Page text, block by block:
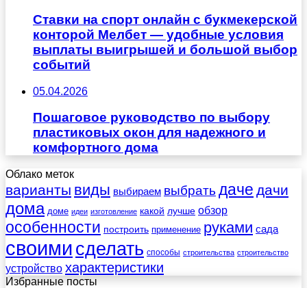
Ставки на спорт онлайн с букмекерской
конторой Мелбет — удобные условия
выплаты выигрышей и большой выбор
событий
05.04.2026
Пошаговое руководство по выбору
пластиковых окон для надежного и
комфортного дома
Облако меток
варианты виды выбираем выбрать даче дачи
дома доме идеи изготовление какой лучше обзор
особенности построить применение руками сада
своими сделать способы строительства строительство
устройство характеристики
Избранные посты